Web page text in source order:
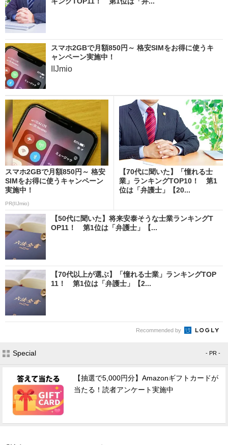
スマホ2GBで月額850円～ 格安SIMをお得に使うキ
ャンペーン実施中！
IIJmio
スマホ2GBで月額850円～ 格安
SIMをお得に使うキャンペーン
実施中！
PR(IIJmio)
【70代に聞いた】「憧れる士
業」ランキングTOP10！ 第1
位は「弁護士」【20...
【50代に聞いた】将来安泰そうな士業ランキングT
OP11！ 第1位は「弁護士」【...
【70代以上が選ぶ】「憧れる士業」ランキングTOP
11！ 第1位は「弁護士」【2...
Recommended by
Special - PR -
【抽選で5,000円分】Amazonギフトカードが
当たる！読者アンケート実施中